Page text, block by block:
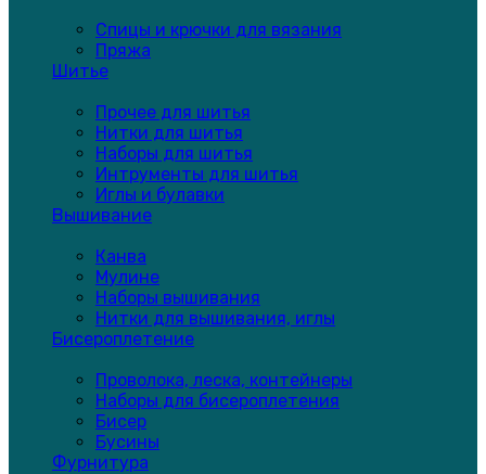
Спицы и крючки для вязания
Пряжа
Шитье
Прочее для шитья
Нитки для шитья
Наборы для шитья
Интрументы для шитья
Иглы и булавки
Вышивание
Канва
Мулине
Наборы вышивания
Нитки для вышивания, иглы
Бисероплетение
Проволока, леска, контейнеры
Наборы для бисероплетения
Бисер
Бусины
Фурнитура